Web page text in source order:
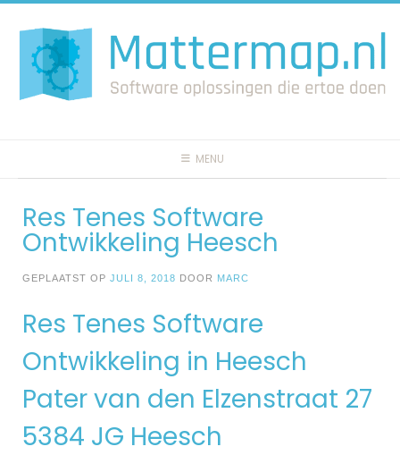
naar
inhoud
MENU
Res Tenes Software
Ontwikkeling Heesch
GEPLAATST OP JULI 8, 2018 DOOR MARC
Res Tenes Software
Ontwikkeling in Heesch
Pater van den Elzenstraat 27
5384 JG Heesch